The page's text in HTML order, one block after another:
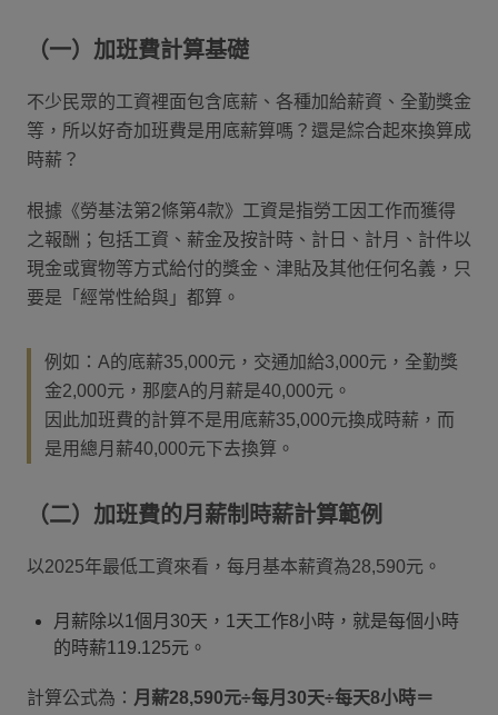
（一）加班費計算基礎
不少民眾的工資裡面包含底薪、各種加給薪資、全勤獎金
等，所以好奇加班費是用底薪算嗎？還是綜合起來換算成
時薪？
根據《勞基法第2條第4款》工資是指勞工因工作而獲得
之報酬；包括工資、薪金及按計時、計日、計月、計件以
現金或實物等方式給付的獎金、津貼及其他任何名義，只
要是「經常性給與」都算。
例如：A的底薪35,000元，交通加給3,000元，全勤獎
金2,000元，那麼A的月薪是40,000元。
因此加班費的計算不是用底薪35,000元換成時薪，而
是用總月薪40,000元下去換算。
（二）加班費的月薪制時薪計算範例
以2025年最低工資來看，每月基本薪資為28,590元。
月薪除以1個月30天，1天工作8小時，就是每個小時
的時薪119.125元。
計算公式為： 月薪28,590元÷每月30天÷每天8小時＝